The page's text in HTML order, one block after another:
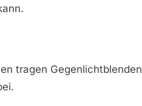
tragen Gegenlichtblenden